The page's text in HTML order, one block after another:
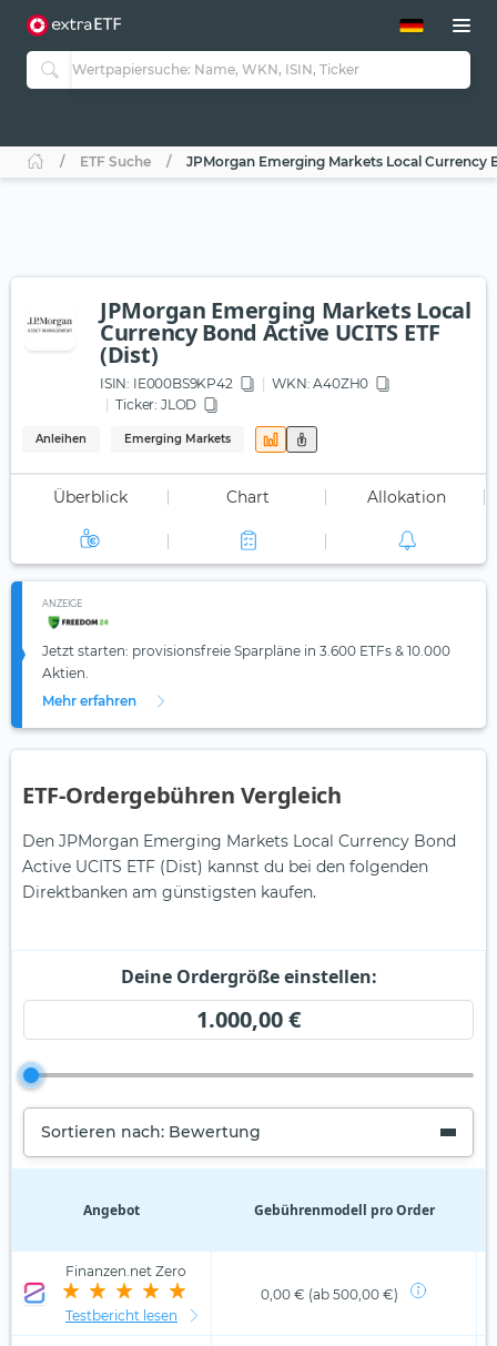
ETF-Guide 2.0
Guide Aktive ETFs
ETF-Sparpläne
ETF Suche JPMorgan Emerging Markets Local Currency
JPMorgan Emerging Markets Local
Currency Bond Active UCITS ETF
(Dist)
ISIN: IE000BS9KP42 WKN: A40ZH0
Ticker: JLOD
Anleihen Emerging Markets
Überblick Chart Allokation
ANZEIGE
Jetzt starten: provisionsfreie Sparpläne in 3.600 ETFs & 10.000
Aktien.
Mehr erfahren
ETF-Ordergebühren Vergleich
Den JPMorgan Emerging Markets Local Currency Bond
Active UCITS ETF (Dist) kannst du bei den folgenden
Direktbanken am günstigsten kaufen.
Deine Ordergröße einstellen:
1.000,00 €
Sortieren nach: Bewertung
Angebot Gebührenmodell pro Order
Finanzen.net Zero
Testbericht lesen
0,00 € (ab 500,00 €)